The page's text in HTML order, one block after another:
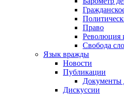
Право
Революция
Свобода
Язык вражды
Новости
Публикации
Документы
Дискуссии